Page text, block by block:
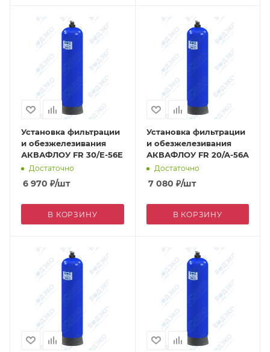
Установка фильтрации
и обезжелезивания
АКВАФЛОУ FR 30/E-56E
Достаточно
6 970 ₽/шт
В КОРЗИНУ
Установка фильтрации
и обезжелезивания
АКВАФЛОУ FR 20/A-56A
Достаточно
7 080 ₽/шт
В КОРЗИНУ